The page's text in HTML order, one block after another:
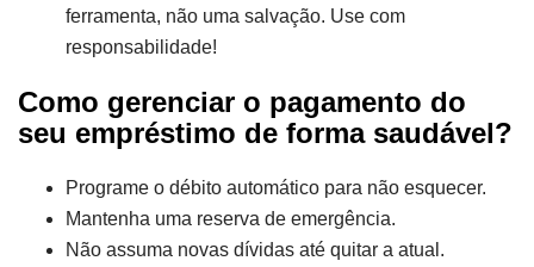
ferramenta, não uma salvação. Use com
responsabilidade!
Como gerenciar o pagamento do
seu empréstimo de forma saudável?
Programe o débito automático para não esquecer.
Mantenha uma reserva de emergência.
Não assuma novas dívidas até quitar a atual.